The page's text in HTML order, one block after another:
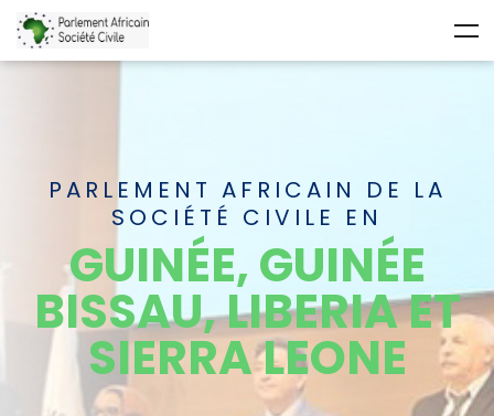
PARLEMENT AFRICAIN DE LA
SOCIÉTÉ CIVILE EN
GUINÉE, GUINÉE
BISSAU, LIBERIA ET
SIERRA LEONE